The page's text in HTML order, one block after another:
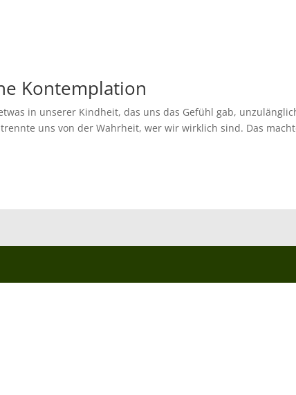
Kontemplation
in unserer Kindheit, das uns das Gefühl gab,
uns von der Wahrheit, wer wir wirklich sind. Das